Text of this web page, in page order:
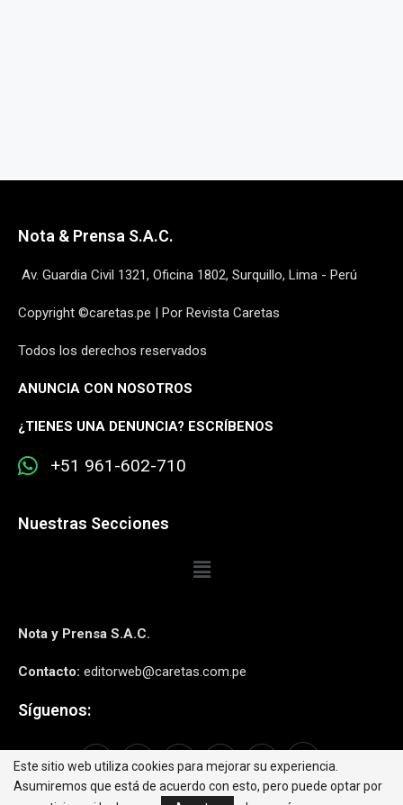
Nota & Prensa S.A.C.
Av. Guardia Civil 1321, Oficina 1802, Surquillo, Lima - Perú
Copyright ©caretas.pe | Por Revista Caretas
Todos los derechos reservados
ANUNCIA CON NOSOTROS
¿TIENES UNA DENUNCIA? ESCRÍBENOS
+51 961-602-710
Nuestras Secciones
Nota y Prensa S.A.C.
Contacto: editorweb@caretas.com.pe
Síguenos:
Este sitio web utiliza cookies para mejorar su experiencia.
Asumiremos que está de acuerdo con esto, pero puede optar por